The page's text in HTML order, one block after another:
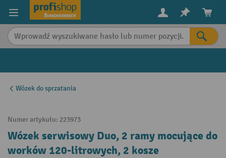
content
Wózek do sprzatania
Numer artykułu: 223973
Wózek serwisowy Duo, 2 ramy mocujące do
worków 120-litrowych, 2 kosze